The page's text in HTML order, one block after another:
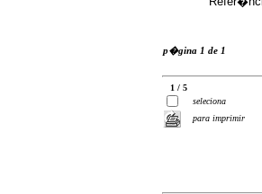
p�gina 1 de 1
1 / 5
seleciona
para imprimir